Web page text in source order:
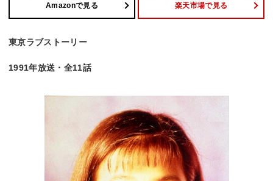
Amazonで見る 楽天市場で見る
東京ラブストーリー
1991年放送・全11話